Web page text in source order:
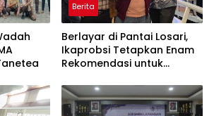
Berita
Berlayar di Pantai Losari,
Ikaprobsi Tetapkan Enam
Rekomendasi untuk